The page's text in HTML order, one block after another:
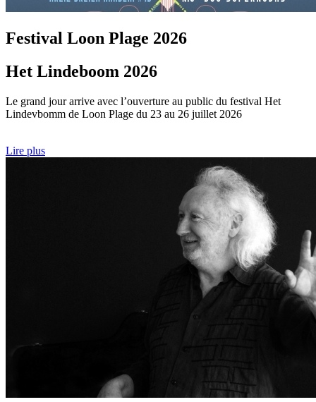
Festival Loon Plage 2026
Het Lindeboom 2026
Le grand jour arrive avec l’ouverture au public du festival Het
Lindevbomm de Loon Plage du 23 au 26 juillet 2026
Lire plus